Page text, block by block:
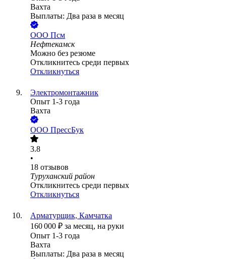
Вахта
Выплаты: Два раза в месяц
ООО Псм
Нефтекамск
Можно без резюме
Откликнитесь среди первых
Откликнуться
Электромонтажник
Опыт 1-3 года
Вахта
ООО ПрессБук
3.8
•
18 отзывов
Туруханский район
Откликнитесь среди первых
Откликнуться
Арматурщик, Камчатка
160 000 ₽ за месяц, на руки
Опыт 1-3 года
Вахта
Выплаты: Два раза в месяц